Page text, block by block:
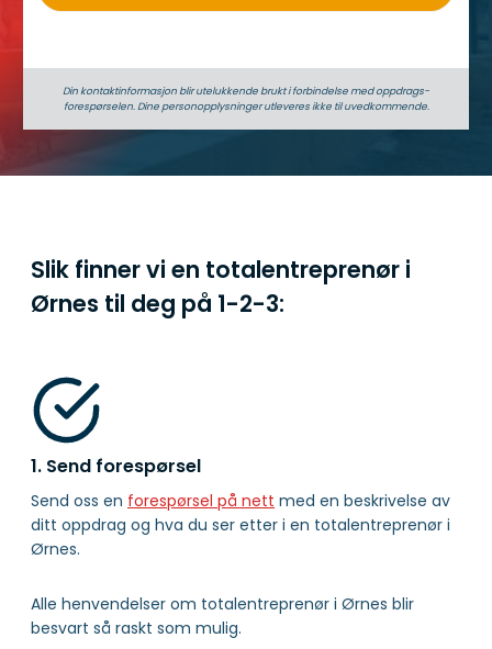
Din kontaktinformasjon blir utelukkende brukt i forbindelse med oppdrags­
forespørselen. Dine person­­opplysninger utleveres ikke til uvedkommende.
Slik finner vi en totalentreprenør i
Ørnes til deg på 1-2-3:
1. Send forespørsel
Send oss en forespørsel på nett med en beskrivelse av
ditt oppdrag og hva du ser etter i en totalentreprenør i
Ørnes.
Alle henvendelser om totalentreprenør i Ørnes blir
besvart så raskt som mulig.